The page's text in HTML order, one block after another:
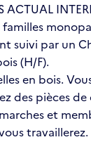
suivi par un
(H/F).
en bois.
des pièces
et
travaillerez.